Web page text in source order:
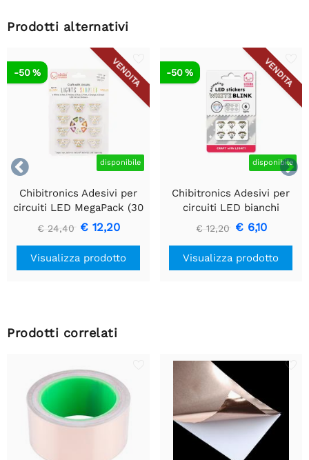
Prodotti alternativi


VENDITA
disponibile
-50 %
Chibitronics Adesivi per
circuiti LED MegaPack (30
adesivi) - Rosso, Giallo,
Blu, Rosa, Arancione,
Verde e Bianco
€ 24,40 € 12,20
Visualizza prodotto
VENDITA
disponibile
-50 %
Chibitronics Adesivi per
circuiti LED bianchi
lampeggianti (6 adesivi)
€ 12,20 € 6,10
Visualizza prodotto
Prodotti correlati